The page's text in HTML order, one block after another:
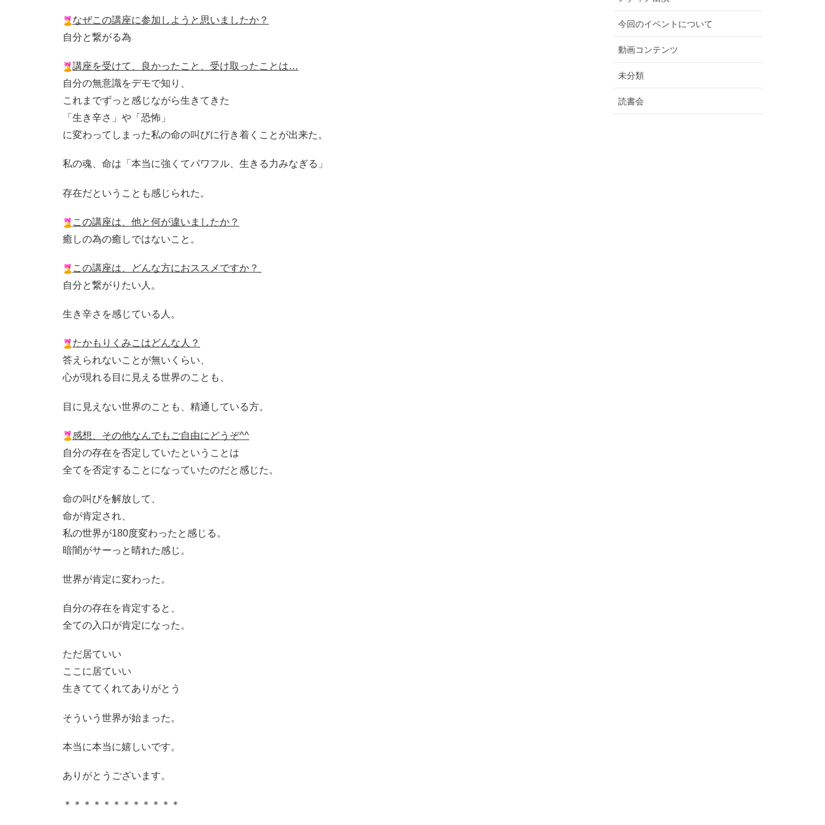
なぜこの講座に参加しようと思いましたか？
自分と繋がる為
講座を受けて、良かったこと、受け取ったことは…
自分の無意識をデモで知り、
これまでずっと感じながら生きてきた
「生き辛さ」や「恐怖」
に変わってしまった私の命の叫びに行き着くことが出来た。
私の魂、命は「本当に強くてパワフル、生きる力みなぎる」
存在だということも感じられた。
この講座は、他と何が違いましたか？
癒しの為の癒しではないこと。
この講座は、どんな方におススメですか？
自分と繋がりたい人。
生き辛さを感じている人。
たかもりくみこはどんな人？
答えられないことが無いくらい、
心が現れる目に見える世界のことも、
目に見えない世界のことも、 精通している方。
感想、その他なんでもご自由にどうぞ^^
自分の存在を否定していたということは
全てを否定することになっていたのだと感じた。
命の叫びを解放して、
命が肯定され、
私の世界が180度変わったと感じる。
暗闇がサーっと晴れた感じ。
世界が肯定に変わった。
自分の存在を肯定すると、
全ての入口が肯定になった。
ただ居ていい
ここに居ていい
生きててくれてありがとう
そういう世界が始まった。
本当に本当に嬉しいです。
ありがとうございます。
＊＊＊＊＊＊＊＊＊＊＊＊
今回のイベントについて
動画コンテンツ
未分類
読書会